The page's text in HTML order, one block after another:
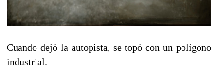
Cuando dejó la autopista, se topó con un polígono
industrial.